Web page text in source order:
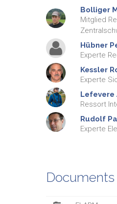
Bolliger
Mitglied
Hübner
Experte
Kessler
Experte
Lefevere
Ressort
Rudolf
Experte
Documents